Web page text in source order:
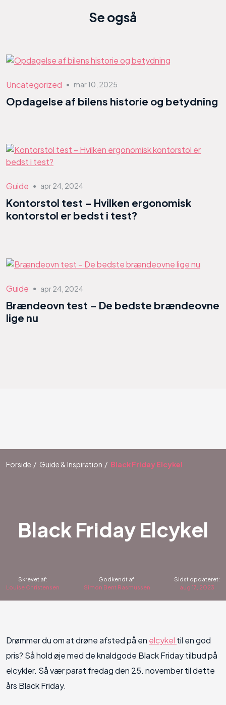
Se også
Uncategorized ● mar 10, 2025
Opdagelse af bilens historie og betydning
Guide ● apr 24, 2024
Kontorstol test – Hvilken ergonomisk
kontorstol er bedst i test?
Guide ● apr 24, 2024
Brændeovn test – De bedste brændeovne
lige nu
Forside Guide & Inspiration Black Friday Elcykel
Black Friday Elcykel
Skrevet af:
Louise Christensen
Godkendt af:
Simon Bent Rasmussen
Sidst opdateret:
aug 17, 2023
Drømmer du om at drøne afsted på en elcykel til en god
pris? Så hold øje med de knaldgode Black Friday tilbud på
elcykler. Så vær parat fredag den 25. november til dette
års Black Friday.